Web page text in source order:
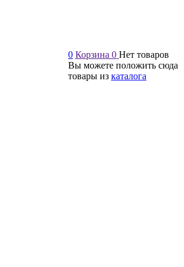
0 Корзина 0 Нет товаров
Вы можете положить сюда
товары из каталога